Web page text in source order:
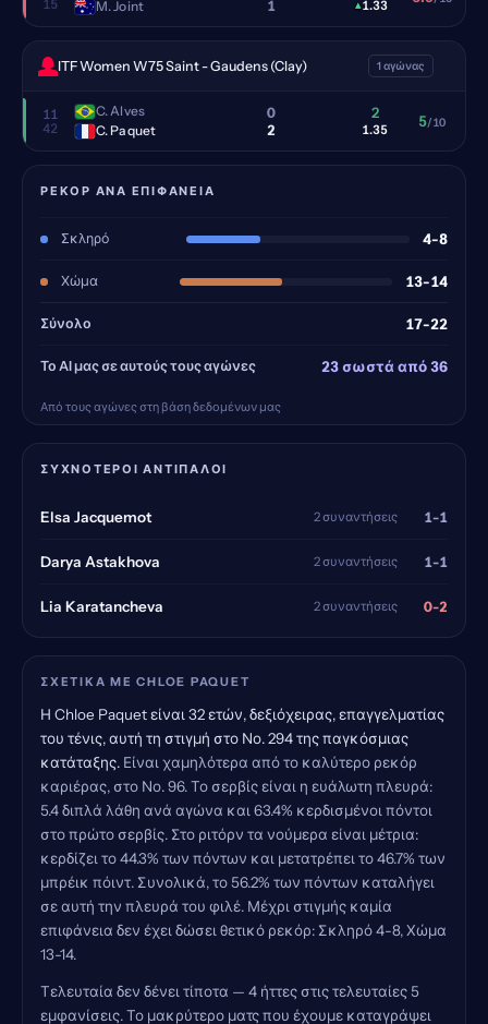
15 M. Joint 1 ▴1.33
ITF Women W75 Saint - Gaudens (Clay) 1 αγώνας
11
42
C. Alves
C. Paquet
0
2
2
1.35 5/10
ΡΕΚΌΡ ΑΝΆ ΕΠΙΦΆΝΕΙΑ
Σκληρό 4-8
Χώμα 13-14
Σύνολο 17-22
Το AI μας σε αυτούς τους αγώνες 23 σωστά από 36
Από τους αγώνες στη βάση δεδομένων μας
ΣΥΧΝΌΤΕΡΟΙ ΑΝΤΊΠΑΛΟΙ
Elsa Jacquemot 2 συναντήσεις 1-1
Darya Astakhova 2 συναντήσεις 1-1
Lia Karatancheva 2 συναντήσεις 0-2
ΣΧΕΤΙΚΆ ΜΕ CHLOE PAQUET
Η Chloe Paquet είναι 32 ετών, δεξιόχειρας, επαγγελματίας
του τένις, αυτή τη στιγμή στο Νο. 294 της παγκόσμιας
κατάταξης. Είναι χαμηλότερα από το καλύτερο ρεκόρ
καριέρας, στο Νο. 96. Το σερβίς είναι η ευάλωτη πλευρά:
5.4 διπλά λάθη ανά αγώνα και 63.4% κερδισμένοι πόντοι
στο πρώτο σερβίς. Στο ριτόρν τα νούμερα είναι μέτρια:
κερδίζει το 44.3% των πόντων και μετατρέπει το 46.7% των
μπρέικ πόιντ. Συνολικά, το 56.2% των πόντων καταλήγει
σε αυτή την πλευρά του φιλέ. Μέχρι στιγμής καμία
επιφάνεια δεν έχει δώσει θετικό ρεκόρ: Σκληρό 4-8, Χώμα
13-14.
Τελευταία δεν δένει τίποτα — 4 ήττες στις τελευταίες 5
εμφανίσεις. Το μακρύτερο ματς που έχουμε καταγράψει